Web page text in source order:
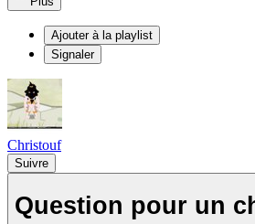
Ajouter à la playlist
Signaler
Christouf
Suivre
Question pour un